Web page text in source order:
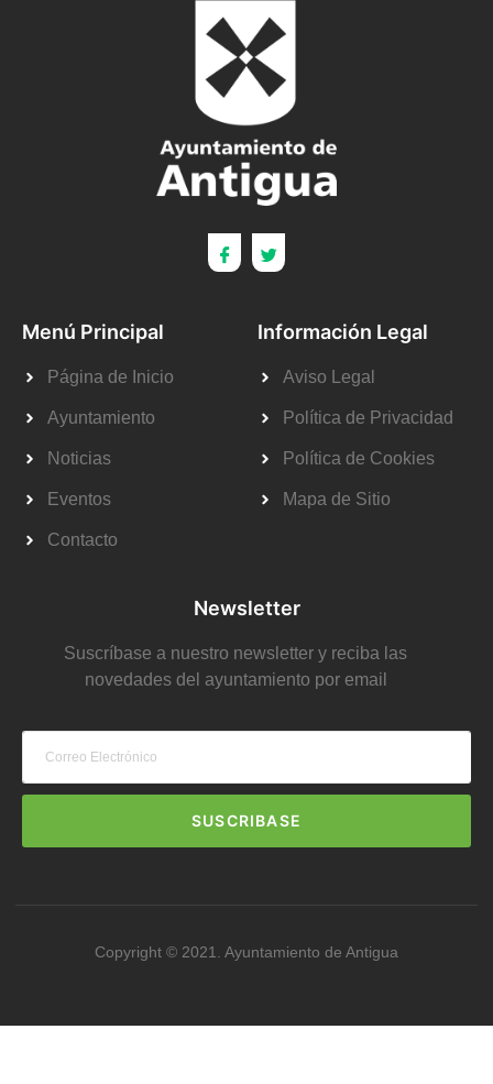
Menú Principal
Página de Inicio
Ayuntamiento
Noticias
Eventos
Contacto
Información Legal
Aviso Legal
Política de Privacidad
Política de Cookies
Mapa de Sitio
Newsletter
Suscríbase a nuestro newsletter y reciba las
novedades del ayuntamiento por email
SUSCRIBASE
Copyright © 2021. Ayuntamiento de Antigua